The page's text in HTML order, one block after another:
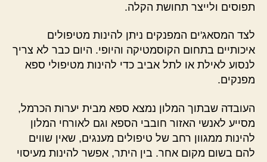
תפוסים ולייצר תחושת הקלה.
לצד המסאג'ים המפנקים ניתן להינות מטיפולים
איכותיים בתחום הקוסמטיקה והיופי. היום כבר לא צריך
לנסוע לאילת או לתל אביב כדי להינות מטיפולי ספא
מפנקים.
העובדה שבתוך המלון נמצא ספא מבית יערות הכרמל,
מסייע לאנשי האזור חובבי הספא וגם לאורחי המלון
להינות ממגוון רחב של טיפולים מענגים, שאין שווים
להם בשום מקום אחר. בין היתר, אפשר להינות מעיסוי